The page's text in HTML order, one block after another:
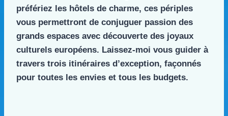
préfériez les hôtels de charme, ces périples
vous permettront de conjuguer passion des
grands espaces avec découverte des joyaux
culturels européens. Laissez-moi vous guider à
travers trois itinéraires d’exception, façonnés
pour toutes les envies et tous les budgets.